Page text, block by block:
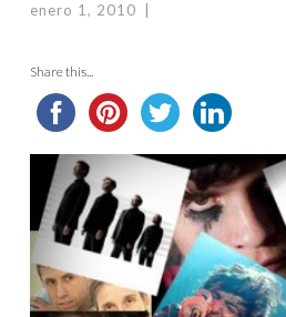
enero 1, 2010
Share this...